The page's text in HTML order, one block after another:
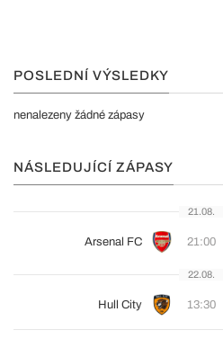
POSLEDNÍ VÝSLEDKY
nenalezeny žádné zápasy
NÁSLEDUJÍCÍ ZÁPASY
21.08.
Arsenal FC 21:00
22.08.
Hull City 13:30